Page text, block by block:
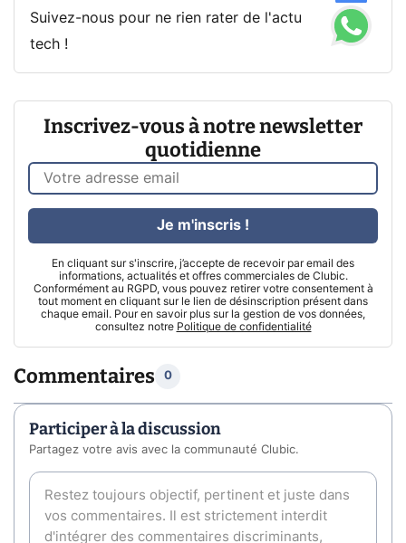
Suivez-nous pour ne rien rater de l'actu
tech !
Inscrivez-vous à notre newsletter
quotidienne
En cliquant sur s'inscrire, j’accepte de recevoir par email des
informations, actualités et offres commerciales de Clubic.
Conformément au RGPD, vous pouvez retirer votre consentement à
tout moment en cliquant sur le lien de désinscription présent dans
chaque email. Pour en savoir plus sur la gestion de vos données,
consultez notre Politique de confidentialité
Je m'inscris !
Commentaires 0
Participer à la discussion
Partagez votre avis avec la communauté Clubic.